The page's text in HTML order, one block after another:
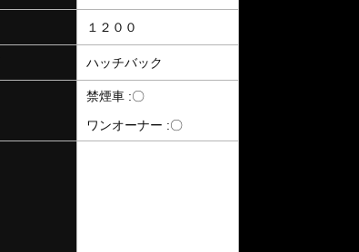
１２００
ハッチバック
禁煙車 :〇
ワンオーナー :〇